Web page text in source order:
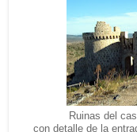
Ruinas del
con detalle de la